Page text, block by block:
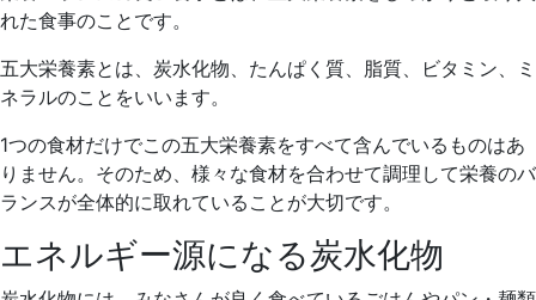
れた食事のことです。
五大栄養素とは、炭水化物、たんぱく質、脂質、ビタミン、ミ
ネラルのことをいいます。
1つの食材だけでこの五大栄養素をすべて含んでいるものはあ
りません。そのため、様々な食材を合わせて調理して栄養のバ
ランスが全体的に取れていることが大切です。
エネルギー源になる炭水化物